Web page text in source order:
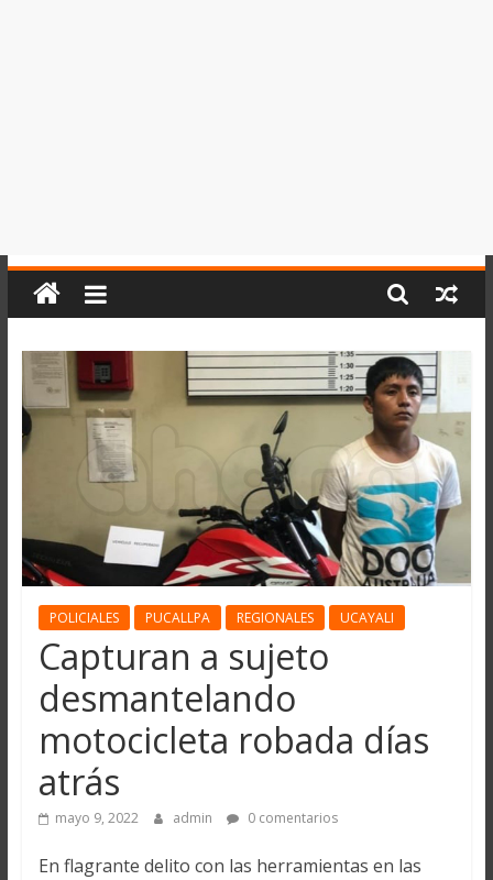
POLICIALES PUCALLPA REGIONALES UCAYALI
Capturan a sujeto
desmantelando
motocicleta robada días
atrás
mayo 9, 2022 admin 0 comentarios
En flagrante delito con las herramientas en las